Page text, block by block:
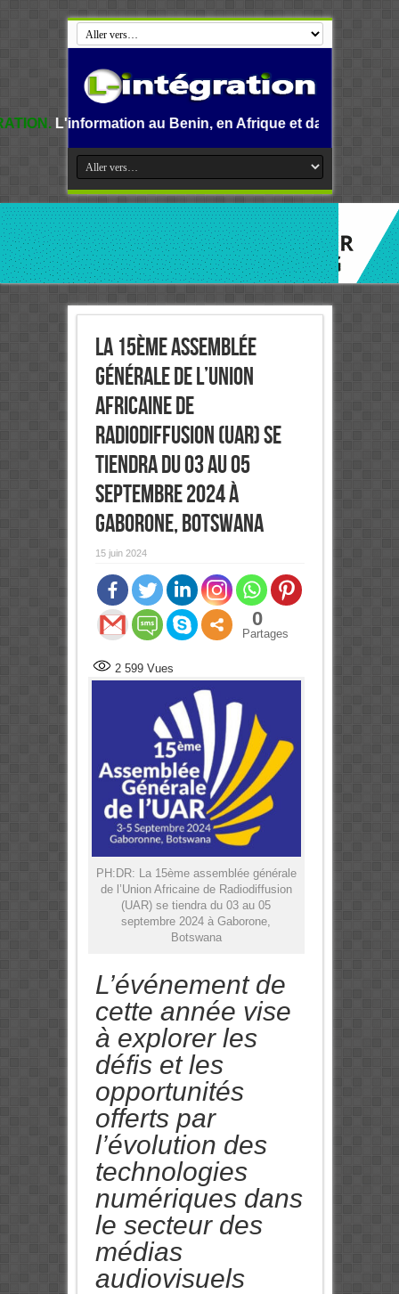
au Benin, en Afrique et dans le monde.
La 15ème assemblée
générale de l’Union
Africaine de
Radiodiffusion (UAR) se
tiendra du 03 au 05
septembre 2024 à
Gaborone, Botswana
15 juin 2024
0
Partages
2 599Vues
PH:DR: La 15ème assemblée générale
de l’Union Africaine de Radiodiffusion
(UAR) se tiendra du 03 au 05
septembre 2024 à Gaborone,
Botswana
L’événement de
cette année vise
à explorer les
défis et les
opportunités
offerts par
l’évolution des
technologies
numériques dans
le secteur des
médias
audiovisuels